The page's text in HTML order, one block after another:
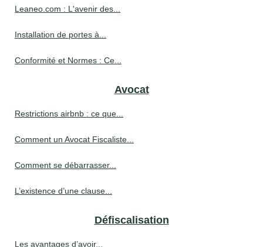
Leaneo.com : L'avenir des...
Installation de portes à...
Conformité et Normes : Ce...
Avocat
Restrictions airbnb : ce que...
Comment un Avocat Fiscaliste...
Comment se débarrasser...
L’existence d’une clause...
Défiscalisation
Les avantages d’avoir...